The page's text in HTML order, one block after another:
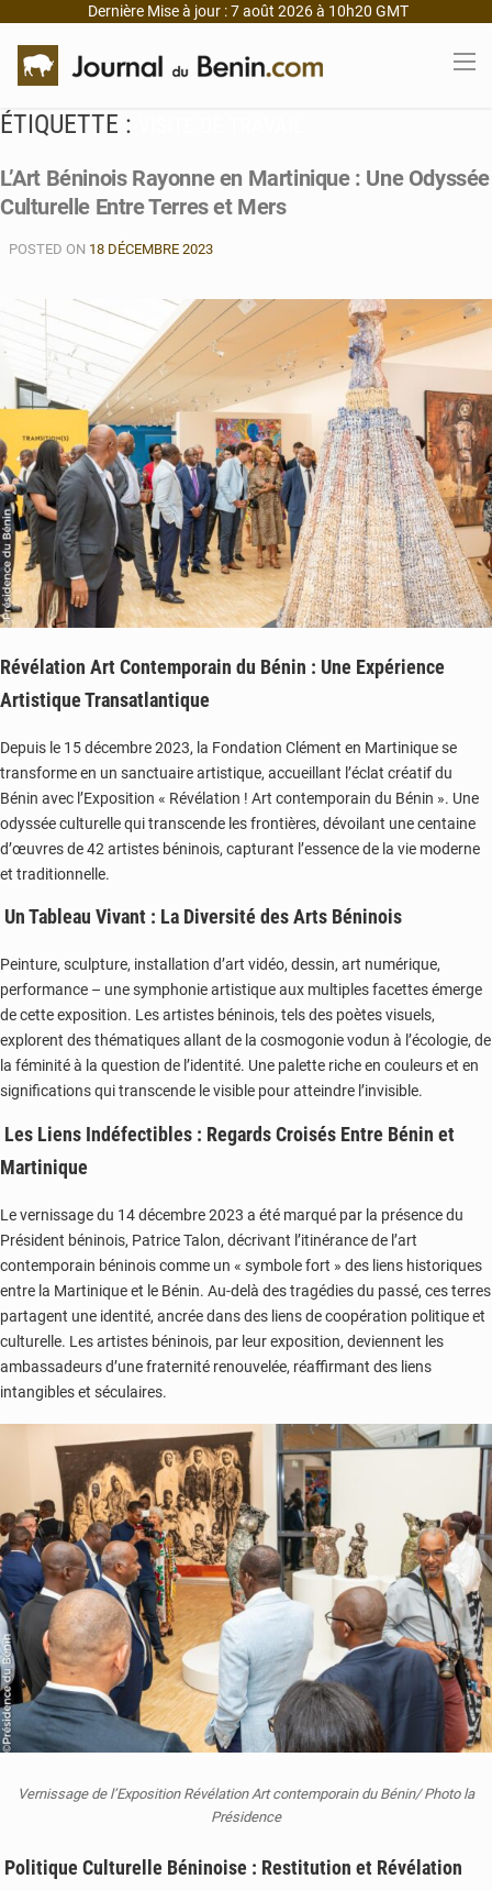
Dernière Mise à jour : 7 août 2026 à 10h20 GMT
ÉTIQUETTE :
L’Art Béninois Rayonne en Martinique : Une Odyssée
Culturelle Entre Terres et Mers
POSTED ON 18 DÉCEMBRE 2023
Révélation Art Contemporain du Bénin : Une Expérience
Artistique Transatlantique
Depuis le 15 décembre 2023, la Fondation Clément en Martinique se
transforme en un sanctuaire artistique, accueillant l’éclat créatif du
Bénin avec l’Exposition « Révélation ! Art contemporain du Bénin ». Une
odyssée culturelle qui transcende les frontières, dévoilant une centaine
d’œuvres de 42 artistes béninois, capturant l’essence de la vie moderne
et traditionnelle.
Un Tableau Vivant : La Diversité des Arts Béninois
Peinture, sculpture, installation d’art vidéo, dessin, art numérique,
performance – une symphonie artistique aux multiples facettes émerge
de cette exposition. Les artistes béninois, tels des poètes visuels,
explorent des thématiques allant de la cosmogonie vodun à l’écologie, de
la féminité à la question de l’identité. Une palette riche en couleurs et en
significations qui transcende le visible pour atteindre l’invisible.
Les Liens Indéfectibles : Regards Croisés Entre Bénin et
Martinique
Le vernissage du 14 décembre 2023 a été marqué par la présence du
Président béninois, Patrice Talon, décrivant l’itinérance de l’art
contemporain béninois comme un « symbole fort » des liens historiques
entre la Martinique et le Bénin. Au-delà des tragédies du passé, ces terres
partagent une identité, ancrée dans des liens de coopération politique et
culturelle. Les artistes béninois, par leur exposition, deviennent les
ambassadeurs d’une fraternité renouvelée, réaffirmant des liens
intangibles et séculaires.
Vernissage de l’Exposition Révélation Art contemporain du Bénin/ Photo la
Présidence
Politique Culturelle Béninoise : Restitution et Révélation